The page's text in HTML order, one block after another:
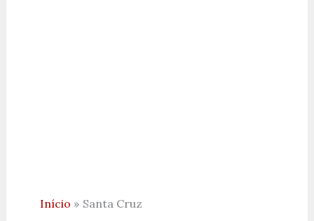
Início Santa Cruz